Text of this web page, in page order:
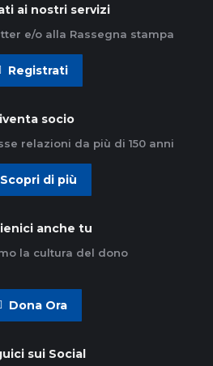
ai nostri servizi
e/o alla Rassegna stampa
Registrati
socio
relazioni da più di 150 anni
Scopri di più
anche tu
la cultura del dono
Dona Ora
sui Social